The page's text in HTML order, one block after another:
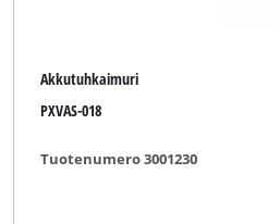
Akkutuhkaimuri
PXVAS-018
Tuotenumero 3001230